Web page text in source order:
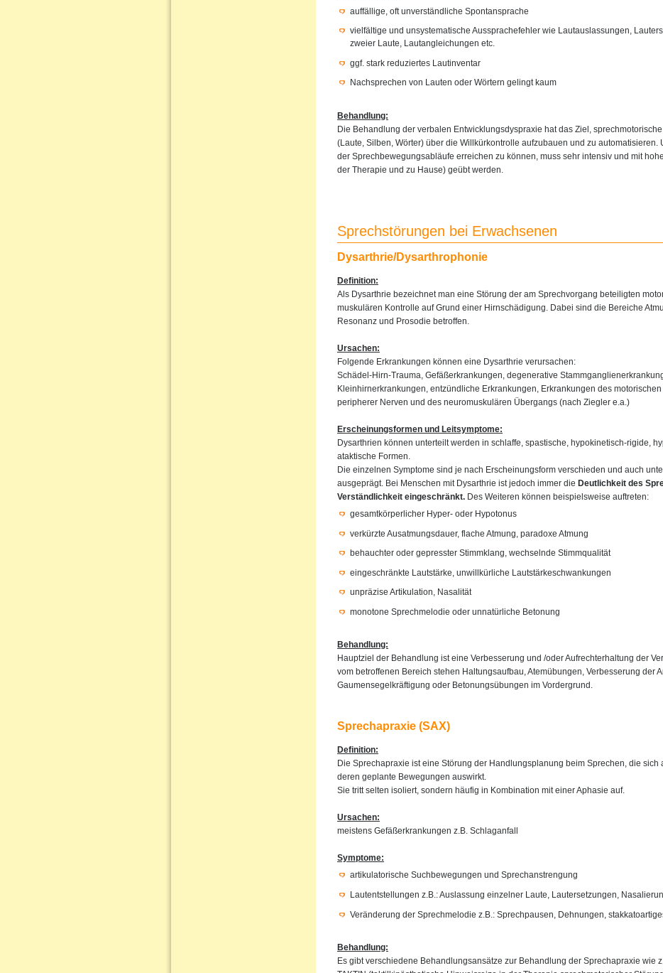
auffällige, oft unverständliche Spontansprache
vielfältige und unsystematische Aussprachefehler wie Lautauslassungen,
zweier Laute, Lautangleichungen etc.
ggf. stark reduziertes Lautinventar
Nachsprechen von Lauten oder Wörtern gelingt kaum
Behandlung:
Die Behandlung der verbalen Entwicklungsdyspraxie hat das Ziel,
(Laute, Silben, Wörter) über die Willkürkontrolle aufzubauen und zu automatisieren.
der Sprechbewegungsabläufe erreichen zu können, muss sehr intensiv und mit
der Therapie und zu Hause) geübt werden.
Sprechstörungen bei Erwachsenen
Dysarthrie/Dysarthrophonie
Definition:
Als Dysarthrie bezeichnet man eine Störung der am Sprechvorgang beteiligten
muskulären Kontrolle auf Grund einer Hirnschädigung. Dabei sind die Bereiche
Resonanz und Prosodie betroffen.
Ursachen:
Folgende Erkrankungen können eine Dysarthrie verursachen:
Schädel-Hirn-Trauma, Gefäßerkrankungen, degenerative
Kleinhirnerkrankungen, entzündliche Erkrankungen, Erkrankungen des
peripherer Nerven und des neuromuskulären Übergangs (nach Ziegler e.a.)
Erscheinungsformen und Leitsymptome:
Dysarthrien können unterteilt werden in schlaffe, spastische, hypokinetisch-rigide,
ataktische Formen.
Die einzelnen Symptome sind je nach Erscheinungsform verschieden und auch
ausgeprägt. Bei Menschen mit Dysarthrie ist jedoch immer die Deutlichkeit des
Verständlichkeit eingeschränkt. Des Weiteren können beispielsweise auftreten:
gesamtkörperlicher Hyper- oder Hypotonus
verkürzte Ausatmungsdauer, flache Atmung, paradoxe Atmung
behauchter oder gepresster Stimmklang, wechselnde Stimmqualität
eingeschränkte Lautstärke, unwillkürliche Lautstärkeschwankungen
unpräzise Artikulation, Nasalität
monotone Sprechmelodie oder unnatürliche Betonung
Behandlung:
Hauptziel der Behandlung ist eine Verbesserung und /oder Aufrechterhaltung der
vom betroffenen Bereich stehen Haltungsaufbau, Atemübungen, Verbesserung der
Gaumensegelkräftigung oder Betonungsübungen im Vordergrund.
Sprechapraxie (SAX)
Definition:
Die Sprechapraxie ist eine Störung der Handlungsplanung beim Sprechen, die sich
deren geplante Bewegungen auswirkt.
Sie tritt selten isoliert, sondern häufig in Kombination mit einer Aphasie auf.
Ursachen:
meistens Gefäßerkrankungen z.B. Schlaganfall
Symptome:
artikulatorische Suchbewegungen und Sprechanstrengung
Lautentstellungen z.B.: Auslassung einzelner Laute, Lautersetzungen,
Veränderung der Sprechmelodie z.B.: Sprechpausen, Dehnungen,
Behandlung:
Es gibt verschiedene Behandlungsansätze zur Behandlung der Sprechapraxie wie